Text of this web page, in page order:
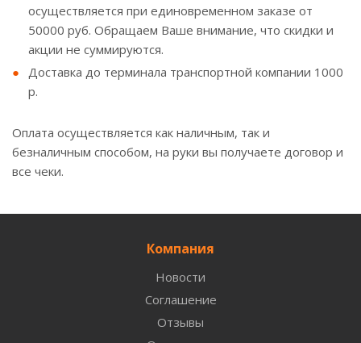
осуществляется при единовременном заказе от
50000 руб. Обращаем Ваше внимание, что скидки и
акции не суммируются.
Доставка до терминала транспортной компании 1000
р.
Оплата осуществляется как наличным, так и
безналичным способом, на руки вы получаете договор и
все чеки.
Компания
Новости
Соглашение
Отзывы